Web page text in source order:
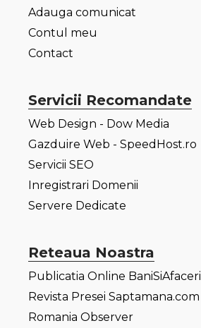
Adauga comunicat
Contul meu
Contact
Servicii Recomandate
Web Design - Dow Media
Gazduire Web - SpeedHost.ro
Servicii SEO
Inregistrari Domenii
Servere Dedicate
Reteaua Noastra
Publicatia Online BaniSiAfaceri
Revista Presei Saptamana.com
Romania Observer